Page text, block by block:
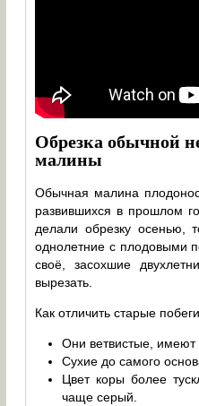
Обрезка обычной
малины
Обычная малина
развившихся в прошлом
делали обрезку осенью,
однолетние с плодовыми
своё, засохшие
вырезать.
Как отличить старые
Они ветвистые, имеют
Сухие до самого
Цвет коры более
чаще серый.